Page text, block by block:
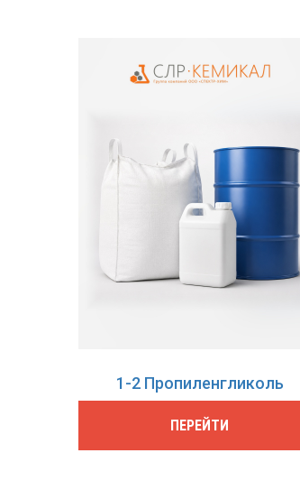
1-2 Пропиленгликоль
ПЕРЕЙТИ